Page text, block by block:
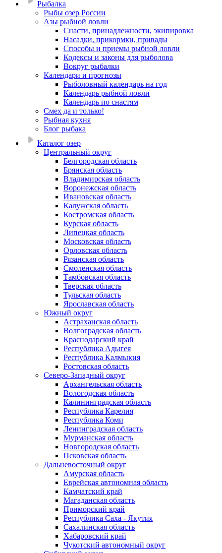
Рыбалка
Рыбы озер России
Азы рыбной ловли
Снасти, принадлежности, экипировка
Насадки, прикормки, привады
Способы и приемы рыбной ловли
Кодексы и законы для рыболова
Вокруг рыбалки
Календари и прогнозы
Рыболовный календарь на год
Календарь рыбной ловли
Календарь по снастям
Смех да и только!
Рыбная кухня
Блог рыбака
Каталог озер
Центральный округ
Белгородская область
Брянская область
Владимирская область
Воронежская область
Ивановская область
Калужская область
Костромская область
Курская область
Липецкая область
Московская область
Орловская область
Рязанская область
Смоленская область
Тамбовская область
Тверская область
Тульская область
Ярославская область
Южный округ
Астраханская область
Волгоградская область
Краснодарский край
Республика Адыгея
Республика Калмыкия
Ростовская область
Северо-Западный округ
Архангельская область
Вологодская область
Калининградская область
Республика Карелия
Республика Коми
Ленинградская область
Мурманская область
Новгородская область
Псковская область
Дальневосточный округ
Амурская область
Еврейская автономная область
Камчатский край
Магаданская область
Приморский край
Республика Саха - Якутия
Сахалинская область
Хабаровский край
Чукотский автономный округ